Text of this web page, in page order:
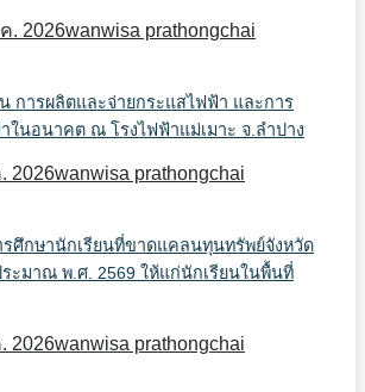
. 2026wanwisa prathongchai
การผลิตและจ่ายกระแสไฟฟ้า และการ
ในอนาคต ณ โรงไฟฟ้าแม่เมาะ จ.ลำปาง
2026wanwisa prathongchai
ศึกษานักเรียนที่ขาดแคลนทุนทรัพย์จังหวัด
ระมาณ พ.ศ. 2569 ให้แก่นักเรียนในพื้นที่
2026wanwisa prathongchai